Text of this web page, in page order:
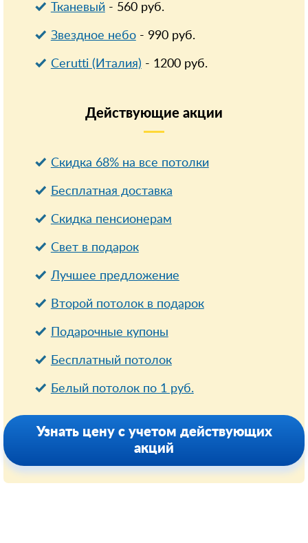
Тканевый- 560руб.
Звездное небо- 990руб.
Cerutti (Италия) - 1200руб.
Действующие акции
Скидка 68% на все потолки
Бесплатная доставка
Cкидка пенсионерам
Свет в подарок
Лучшее предложение
Второй потолок в подарок
Подарочные купоны
Бесплатный потолок
Белый потолок по 1 руб.
Узнать цену с учетом действующих
акций